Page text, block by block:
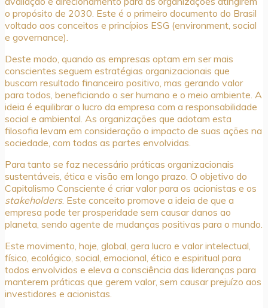
o propósito de 2030. Este é o primeiro documento do Brasil
voltado aos conceitos e princípios ESG (environment, social
e governance).
Deste modo, quando as empresas optam em ser mais
conscientes seguem estratégias organizacionais que
buscam resultado financeiro positivo, mas gerando valor
para todos, beneficiando o ser humano e o meio ambiente. A
ideia é equilibrar o lucro da empresa com a responsabilidade
social e ambiental. As organizações que adotam esta
filosofia levam em consideração o impacto de suas ações na
sociedade, com todas as partes envolvidas.
Para tanto se faz necessário práticas organizacionais
sustentáveis, ética e visão em longo prazo. O objetivo do
Capitalismo Consciente é criar valor para os acionistas e os
stakeholders. Este conceito promove a ideia de que a
empresa pode ter prosperidade sem causar danos ao
planeta, sendo agente de mudanças positivas para o mundo.
Este movimento, hoje, global, gera lucro e valor intelectual,
físico, ecológico, social, emocional, ético e espiritual para
todos envolvidos e eleva a consciência das lideranças para
manterem práticas que gerem valor, sem causar prejuízo aos
investidores e acionistas.